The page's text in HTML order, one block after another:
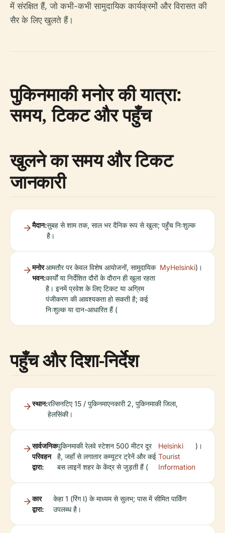
में संरक्षित हैं, जो कभी-कभी सामुदायिक कार्यक्रमों और विरासत की
सैर के लिए खुलते हैं।
पुकिनमाकी मनोर की यात्रा:
समय, टिकट और पहुँच
खुलने का समय और टिकट
जानकारी
मैदान:सुबह से शाम तक, साल भर दैनिक रूप से खुला; पहुँच निःशुल्क
है।
मनोर
भवन:
आमतौर पर केवल विशेष आयोजनों, सामुदायिक
कार्यों या निर्देशित दौरों के दौरान ही खुला रहता
है। इनमें प्रवेश के लिए टिकट या अग्रिम
पंजीकरण की आवश्यकता हो सकती है; कई
निःशुल्क या दान-आधारित हैं (
MyHelsinki)।
पहुँच और दिशा-निर्देश
स्थान:रल्सिनटिए 15 / पुकिनमाएनकारी 2, पुकिनमाकी जिला,
हेलसिंकी।
सार्वजनिक
परिवहन
द्वारा:
पुकिनमाकी रेलवे स्टेशन 500 मीटर दूर
है, जहाँ से लगातार कम्यूटर ट्रेनें और कई
बस लाइनें शहर के केंद्र से जुड़ती हैं (
Helsinki
Tourist
Information
)।
कार
द्वारा:
केहा 1 (रिंग I) के माध्यम से सुलभ; पास में सीमित पार्किंग
उपलब्ध है।